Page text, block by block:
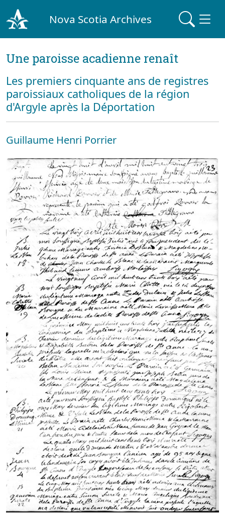
Nova Scotia Archives
Une paroisse acadienne renaît
Les premiers cinquante ans de registres
paroissiaux catholiques de la région
d'Argyle après la Déportation
Guillaume Henri Porrier